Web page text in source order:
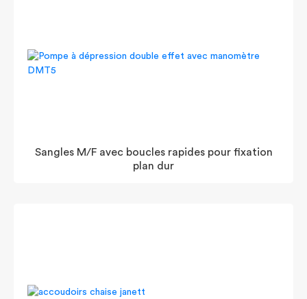
Sangles M/F avec boucles rapides pour fixation
plan dur